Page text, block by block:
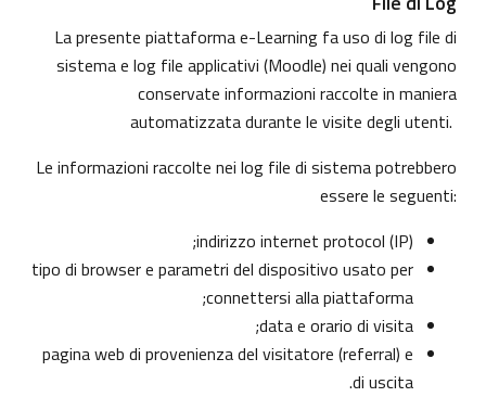
La presente piattaforma e-Learning fa uso di log file di
sistema e log file applicativi (Moodle) nei quali vengono
conservate informazioni raccolte in maniera
automatizzata durante le visite degli utenti.
Le informazioni raccolte nei log file di sistema potrebbero
essere le seguenti:
indirizzo internet protocol (IP);
tipo di browser e parametri del dispositivo usato per
connettersi alla piattaforma;
data e orario di visita;
pagina web di provenienza del visitatore (referral) e
di uscita.